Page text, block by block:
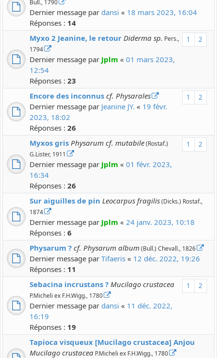
Bull., 1790
Dernier message par dansi « 18 mars 2023, 16:04
Réponses : 14
1 2
Myxo 2 Jeanine, le retour Diderma sp. Pers.,
1794
Dernier message par Jplm « 01 mars 2023,
12:54
Réponses : 23
1 2
Encore des inconnus cf. Physarales
Dernier message par Jeanine JY. « 19 févr.
2023, 18:02
Réponses : 26
1 2
Myxos gris Physarum cf. mutabile(Rostaf.)
G.Lister, 1911
Dernier message par Jplm « 01 févr. 2023,
16:34
Réponses : 26
Sur aiguilles de pin Leocarpus fragilis(Dicks.) Rostaf.,
1874
Dernier message par Jplm « 24 janv. 2023, 10:18
Réponses : 6
Physarum ? cf. Physarum album(Bull.) Chevall., 1826
Dernier message par Tifaeris « 12 déc. 2022, 19:26
Réponses : 11
1 2
Sebacina incrustans ? Mucilago crustacea
P.Micheli ex F.H.Wigg., 1780
Dernier message par dansi « 11 déc. 2022,
16:19
Réponses : 19
Tapioca visqueux [Mucilago crustacea] Anjou
Mucilago crustacea P.Micheli ex F.H.Wigg., 1780